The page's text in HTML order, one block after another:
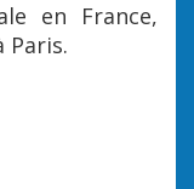
en France,
Paris.